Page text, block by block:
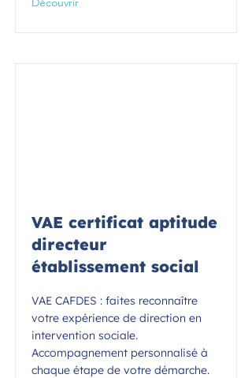
VAE certificat aptitude
directeur
établissement social
VAE CAFDES : faites reconnaître
votre expérience de direction en
intervention sociale.
Accompagnement personnalisé à
chaque étape de votre démarche.